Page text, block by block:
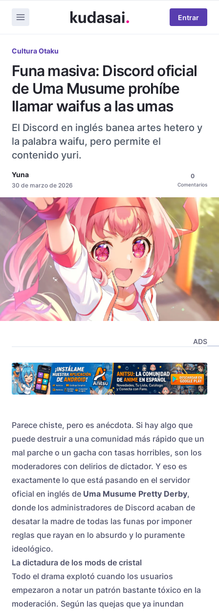
Entrar
Cultura Otaku
Funa masiva: Discord oficial
de Uma Musume prohíbe
llamar waifus a las umas
El Discord en inglés banea artes hetero y
la palabra waifu, pero permite el
contenido yuri.
Yuna
30 de marzo de 2026
0
Comentarios
ADS
Parece chiste, pero es anécdota. Si hay algo que
puede destruir a una comunidad más rápido que un
mal parche o un gacha con tasas horribles, son los
moderadores con delirios de dictador. Y eso es
exactamente lo que está pasando en el servidor
oficial en inglés de Uma Musume Pretty Derby,
donde los administradores de Discord acaban de
desatar la madre de todas las funas por imponer
reglas que rayan en lo absurdo y lo puramente
ideológico.
La dictadura de los mods de cristal
Todo el drama explotó cuando los usuarios
empezaron a notar un patrón bastante tóxico en la
moderación. Según las quejas que ya inundan